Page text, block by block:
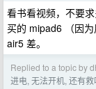
看书看视频，不要
买的 mipad6 （因
air5 差。
Replied to a topic by
进电, 无法开机, 还有救